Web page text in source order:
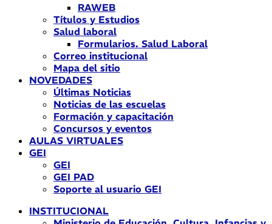
RAWEB
Títulos y Estudios
Salud laboral
Formularios. Salud Laboral
Correo institucional
Mapa del sitio
NOVEDADES
Últimas Noticias
Noticias de las escuelas
Formación y capacitación
Concursos y eventos
AULAS VIRTUALES
GEI
GEI
GEI PAD
Soporte al usuario GEI
INSTITUCIONAL